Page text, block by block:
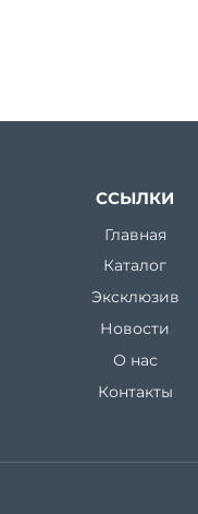
ССЫЛКИ
Главная
Каталог
Эксклюзив
Новости
О нас
Контакты